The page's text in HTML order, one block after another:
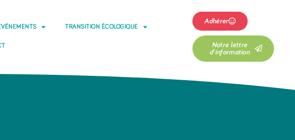
TRANSITION ÉCOLOGIQUE
Adhérer
Notre lettre
d'information